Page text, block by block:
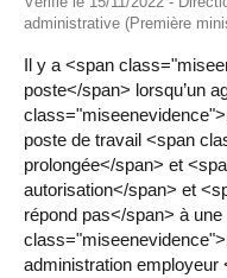
administrative (Première
Il y a <span
poste</span> lorsqu’un
poste de travail <span
prolongée</span> et
autorisation</span> et
répond pas</span> à
administration